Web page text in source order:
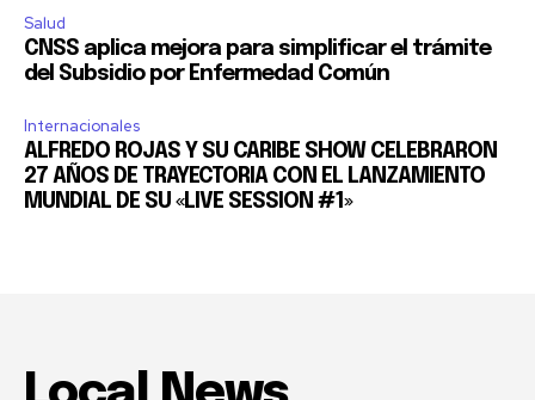
Salud
CNSS aplica mejora para simplificar el trámite
del Subsidio por Enfermedad Común
Internacionales
ALFREDO ROJAS Y SU CARIBE SHOW CELEBRARON
27 AÑOS DE TRAYECTORIA CON EL LANZAMIENTO
MUNDIAL DE SU «LIVE SESSION #1»